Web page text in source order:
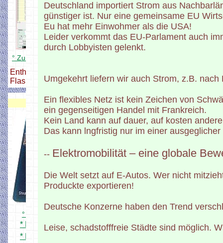
° Zum Modellbahnverwaltung Setup
Enthält alle nötigen Dateien zum
Flashen und Konfigurieren,
DCC Zentrale + Booster
° Simpel DCC Zentrale
* Platine und Bestückung
* Mini Zentrale 1Ampere
Deutschland importiert Strom aus
günstiger ist. Nur eine gemeinsame EU
Eu hat mehr Einwohmer als die USA!
Leider verkommt das EU-Parlament auch
durch Lobbyisten gelenkt.
Umgekehrt liefern wir auch Strom, z.B.
Ein flexibles Netz ist kein Zeichen von
ein gegenseitigen Handel mit Frankreich.
Kein Land kann auf dauer, auf kosten
Das kann lngfristig nur im einer
-- Elektromobilität – eine globale
Die Welt setzt auf E-Autos. Wer nicht
Produckte exportieren!
Deutsche Konzerne haben den Trend
Leise, schadstofffreie Städte sind möglich.